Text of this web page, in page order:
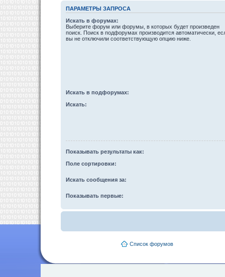
ПАРАМЕТРЫ ЗАПРОСА
Искать в форумах:
Выберите форум или форумы, в которых будет произведен
поиск. Поиск в подфорумах производится автоматически,
вы не отключили соответствующую опцию ниже.
Искать в подфорумах:
Искать:
Показывать результаты как:
Поле сортировки:
Искать сообщения за:
Показывать первые:
Список форумов